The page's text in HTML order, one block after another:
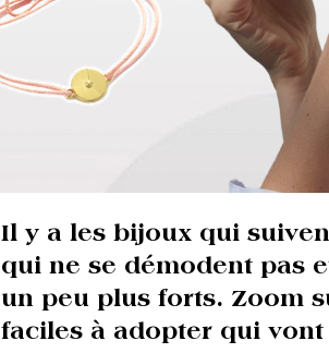
Il y a les bijoux qui
qui ne se démodent pas
un peu plus forts. Zoom
faciles à adopter qui